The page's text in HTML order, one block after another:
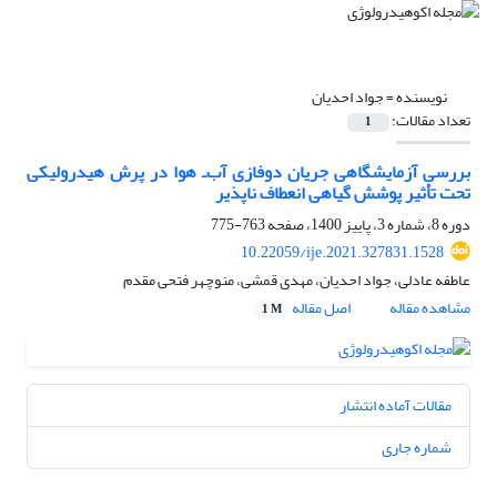
نویسنده =جواد احدیان
تعداد مقالات: 1
بررسی آزمایشگاهی جریان دوفازی آب‌ـ هوا در پرش هیدرولیکی
تحت تأثیر پوشش گیاهی انعطاف ‏ناپذیر
دوره 8، شماره 3، پاییز 1400، صفحه
763-775
10.22059/ije.2021.327831.1528
عاطفه عادلی، جواد احدیان، مهدی قمشی، منوچهر فتحی مقدم
مشاهده مقاله
اصل مقاله 1 M
مقالات آماده انتشار
شماره جاری